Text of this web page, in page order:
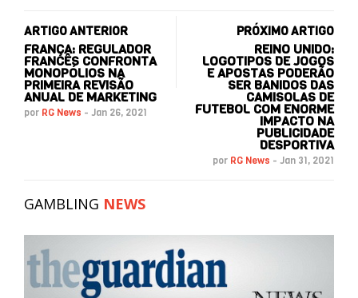
ARTIGO ANTERIOR
FRANÇA: REGULADOR
FRANCÊS CONFRONTA
MONOPÓLIOS NA
PRIMEIRA REVISÃO
ANUAL DE MARKETING
por RG News - Jan 26, 2021
PRÓXIMO ARTIGO
REINO UNIDO:
LOGOTIPOS DE JOGOS
E APOSTAS PODERÃO
SER BANIDOS DAS
CAMISOLAS DE
FUTEBOL COM ENORME
IMPACTO NA
PUBLICIDADE
DESPORTIVA
por RG News - Jan 31, 2021
GAMBLING NEWS